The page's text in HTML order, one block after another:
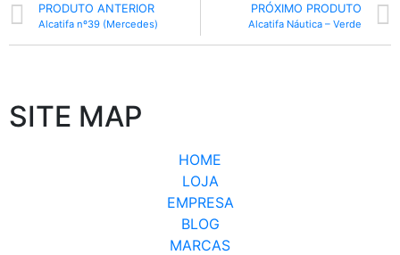
PRODUTO ANTERIOR
Alcatifa nº39 (Mercedes)
PRÓXIMO PRODUTO
Alcatifa Náutica – Verde
SITE MAP
HOME
LOJA
EMPRESA
BLOG
MARCAS